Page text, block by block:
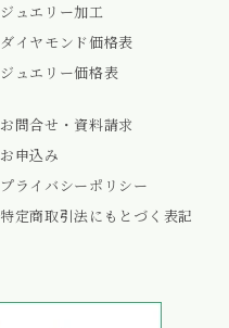
ジュエリー加工
ダイヤモンド価格表
ジュエリー価格表
お問合せ・資料請求
お申込み
プライバシーポリシー
特定商取引法にもとづく表記